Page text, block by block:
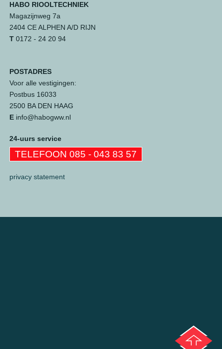
HABO RIOOLTECHNIEK
Magazijnweg 7a
2404 CE ALPHEN A/D RIJN
T0172 - 24 20 94
POSTADRES
Voor alle vestigingen:
Postbus 16033
2500 BA DEN HAAG
Einfo@habogww.nl
24-uurs service
TELEFOON 085 - 043 83 57
privacy statement